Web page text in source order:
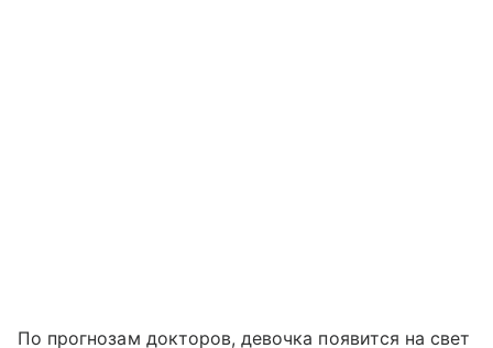
По прогнозам докторов, девочка появится на свет